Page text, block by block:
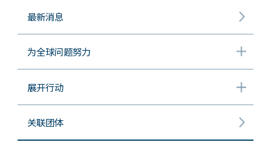
最新消息
为全球问题努力
展开行动
关联团体